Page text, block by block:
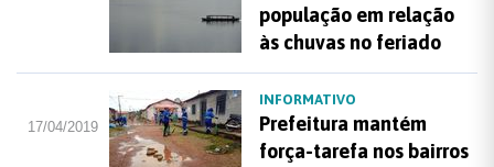
população em relação
às chuvas no feriado
17/04/2019
INFORMATIVO
Prefeitura mantém
força-tarefa nos bairros